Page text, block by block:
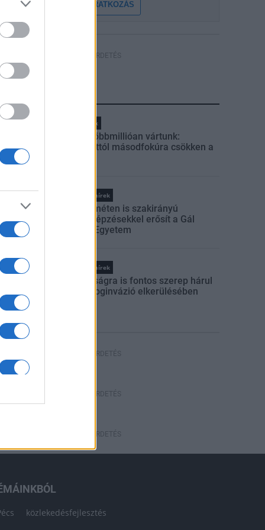
FELIRATKOZÁS
HÍRDETÉS
Helyi hírek
Amire többmillióan vártunk:
szombattól másodfokúra csökken a
Országos hírek
Kecskeméten is szakirányú
továbbképzésekkel erősít a Gál
Ferenc Egyetem
Országos hírek
A lakosságra is fontos szerep hárul
a szúnyoginvázió elkerülésében
HÍRDETÉS
HÍRDETÉS
HÍRDETÉS
közlekedésfejlesztés